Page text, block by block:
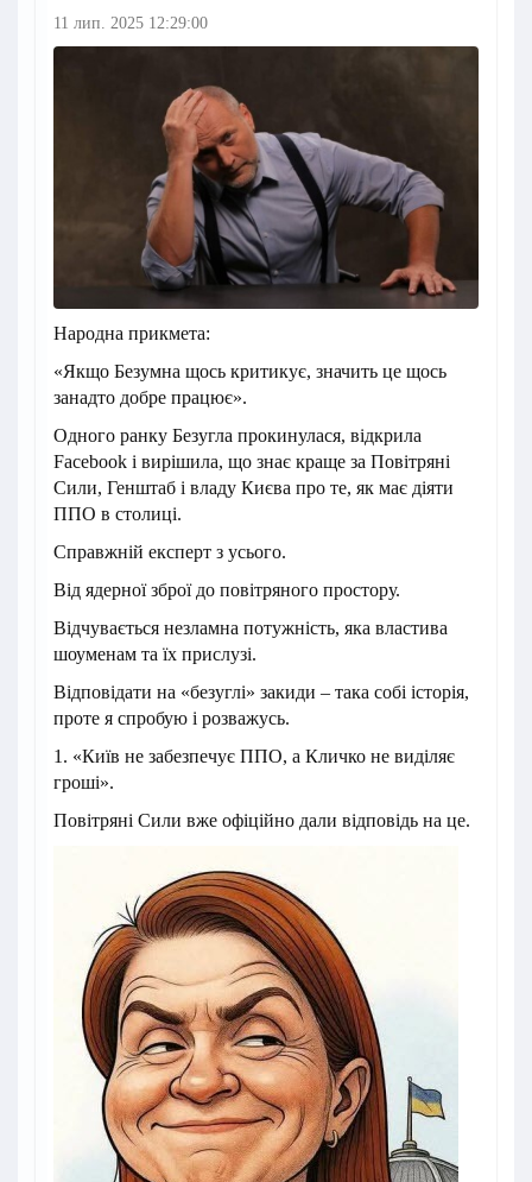
11 лип. 2025 12:29:00
Народна прикмета:
«Якщо Безумна щось критикує, значить це щось
занадто добре працює».
Одного ранку Безугла прокинулася, відкрила
Facebook і вирішила, що знає краще за Повітряні
Сили, Генштаб і владу Києва про те, як має діяти
ППО в столиці.
Справжній експерт з усього.
Від ядерної зброї до повітряного простору.
Відчувається незламна потужність, яка властива
шоуменам та їх прислузі.
Відповідати на «безуглі» закиди – така собі історія,
проте я спробую і розважусь.
1. «Київ не забезпечує ППО, а Кличко не виділяє
гроші».
Повітряні Сили вже офіційно дали відповідь на це.